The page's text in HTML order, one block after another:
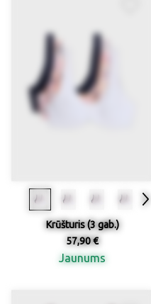
Krūšturis (3 gab.)
57,90 €
Jaunums